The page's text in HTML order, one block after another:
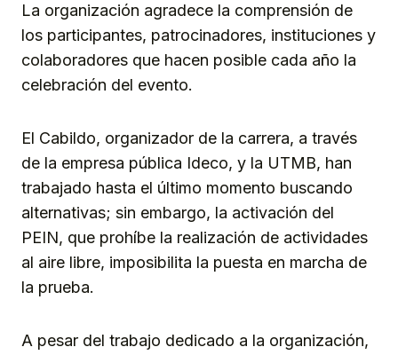
La organización agradece la comprensión de
los participantes, patrocinadores, instituciones y
colaboradores que hacen posible cada año la
celebración del evento.
El Cabildo, organizador de la carrera, a través
de la empresa pública Ideco, y la UTMB, han
trabajado hasta el último momento buscando
alternativas; sin embargo, la activación del
PEIN, que prohíbe la realización de actividades
al aire libre, imposibilita la puesta en marcha de
la prueba.
A pesar del trabajo dedicado a la organización,